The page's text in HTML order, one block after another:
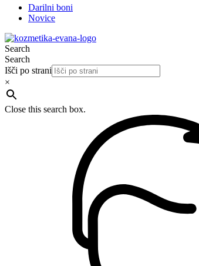
Darilni boni
Novice
Search
Search
Išči po strani
×
Close this search box.